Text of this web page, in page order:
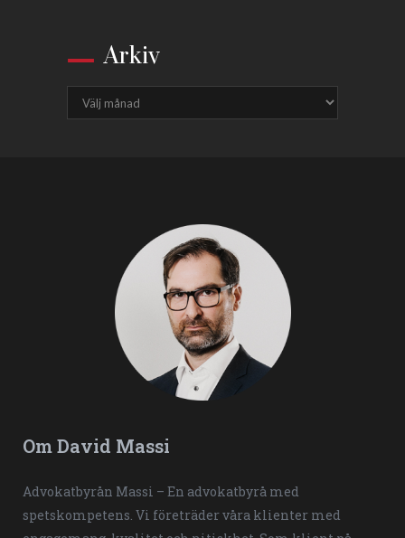
Arkiv
Om David Massi
Advokatbyrån Massi – En advokatbyrå med
spetskompetens. Vi företräder våra klienter med